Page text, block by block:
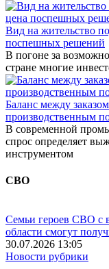
Вид на жительство
поспешных решений
В погоне за
стране многие
Баланс между
производственным
В современной
спрос определяет
инструментом
СВО
Семьи героев СВО с
области смогут
30.07.2026 13:05
Новости рубрики